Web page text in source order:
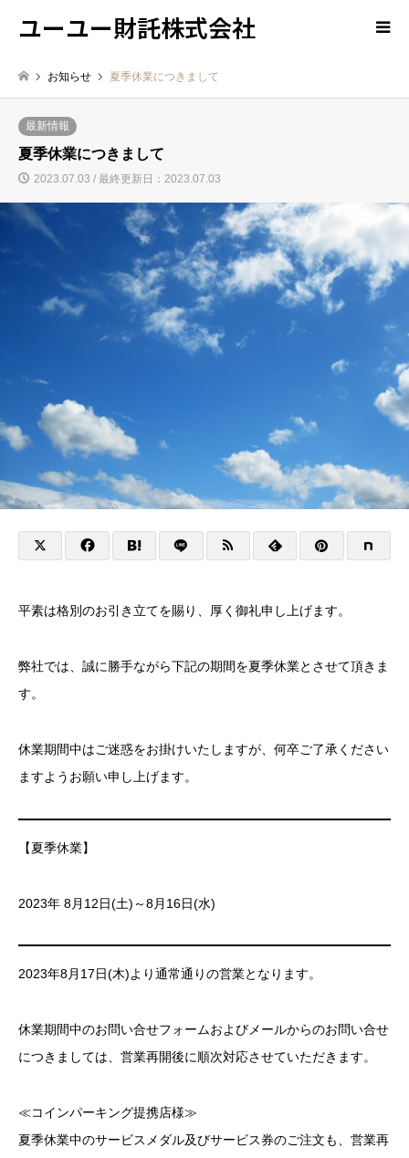
ユーユー財託株式会社
お知らせ 夏季休業につきまして
最新情報
夏季休業につきまして
2023.07.03 / 最終更新日：2023.07.03
平素は格別のお引き立てを賜り、厚く御礼申し上げます。
弊社では、誠に勝手ながら下記の期間を夏季休業とさせて頂きま
す。
休業期間中はご迷惑をお掛けいたしますが、何卒ご了承ください
ますようお願い申し上げます。
【夏季休業】
2023年 8月12日(土)～8月16日(水)
2023年8月17日(木)より通常通りの営業となります。
休業期間中のお問い合せフォームおよびメールからのお問い合せ
につきましては、営業再開後に順次対応させていただきます。
≪コインパーキング提携店様≫
夏季休業中のサービスメダル及びサービス券のご注文も、営業再